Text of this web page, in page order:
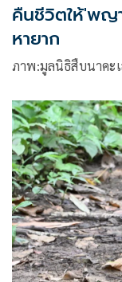
คืนชีวิตให้'พญ
หายาก
ภาพ:มูลนิธิสืบนาคะ